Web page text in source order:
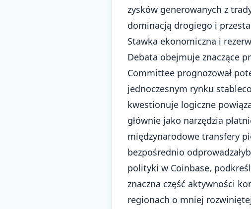
zysków generowanych z
dominacją drogiego i
Stawka ekonomiczna i
Debata obejmuje znaczące
Committee prognozował
jednoczesnym rynku
kwestionuje logiczne
głównie jako narzędzia
międzynarodowe transfery
bezpośrednio
polityki w Coinbase,
znaczna część aktywności
regionach o mniej